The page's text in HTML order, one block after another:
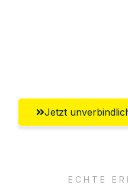
Jetzt
ECHTE